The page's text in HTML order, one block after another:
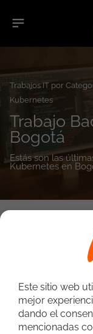
Trabajos IT por
Kubernetes
Trabajo
Bogotá
Estás son las
Kubernetes en
empleos
Este sitio web
mejor
dando el
mencionadas